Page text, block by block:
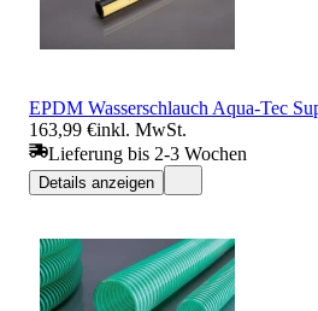
EPDM Wasserschlauch Aqua-Tec
163,99 €inkl. MwSt.
Lieferung bis 2-3 Wochen
Details anzeigen